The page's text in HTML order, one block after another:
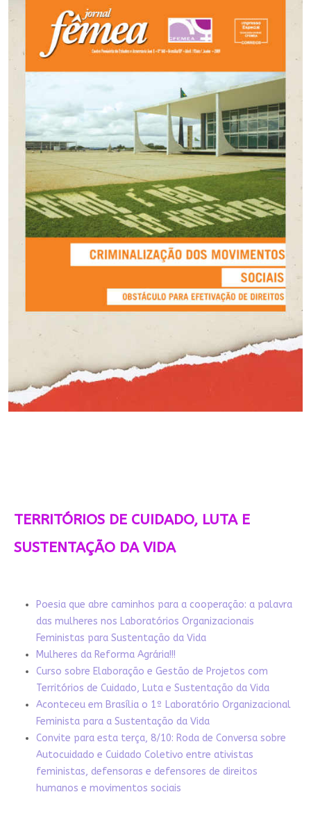
TERRITÓRIOS DE CUIDADO, LUTA E
SUSTENTAÇÃO DA VIDA
Poesia que abre caminhos para a cooperação: a palavra
das mulheres nos Laboratórios Organizacionais
Feministas para Sustentação da Vida
Mulheres da Reforma Agrária!!!
Curso sobre Elaboração e Gestão de Projetos com
Territórios de Cuidado, Luta e Sustentação da Vida
Aconteceu em Brasília o 1º Laboratório Organizacional
Feminista para a Sustentação da Vida
Convite para esta terça, 8/10: Roda de Conversa sobre
Autocuidado e Cuidado Coletivo entre ativistas
feministas, defensoras e defensores de direitos
humanos e movimentos sociais